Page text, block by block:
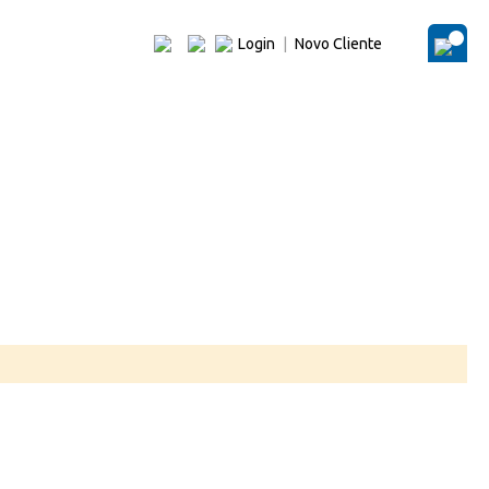
Login Novo Cliente
O